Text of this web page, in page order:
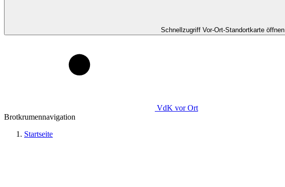
Schnellzugriff Vor-Ort-Standortkarte öffnen
VdK vor Ort
Brotkrumennavigation
Startseite